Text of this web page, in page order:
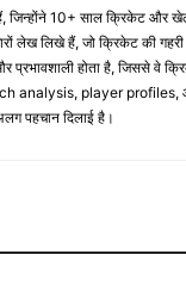
जिन्होंने 10+ साल क्रिकेट और
लेख लिखे हैं, जो क्रिकेट की
होता है, जिससे वे
analysis, player
पहचान दिलाई है।